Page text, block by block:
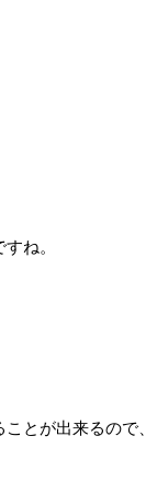
ね。
とが出来るので、